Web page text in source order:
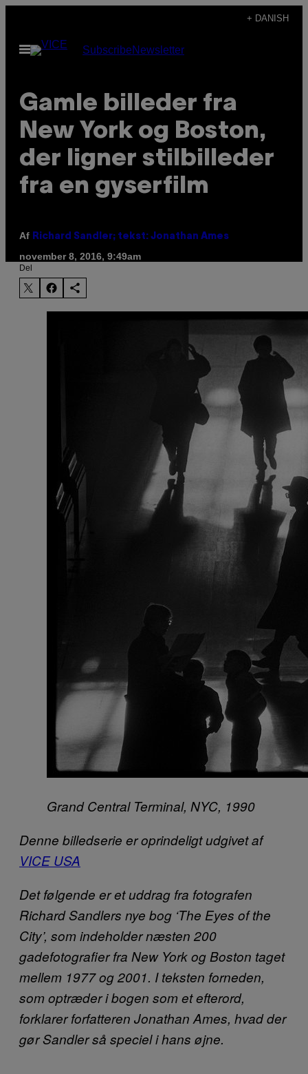
indhold
+ DANISH
Åbn
Menu
SubscribeNewsletter
Gamle billeder fra
New York og Boston,
der ligner stilbilleder
fra en gyserfilm
Af Richard Sandler; tekst: Jonathan Ames
november 8, 2016, 9:49am
Del
Grand Central Terminal, NYC, 1990
Denne billedserie er oprindeligt udgivet af
VICE USA
Det følgende er et uddrag fra fotografen
Richard Sandlers nye bog ‘The Eyes of the
City’, som indeholder næsten 200
gadefotografier fra New York og Boston taget
mellem 1977 og 2001. I teksten forneden,
som optræder i bogen som et efterord,
forklarer forfatteren Jonathan Ames, hvad der
gør Sandler så speciel i hans øjne.